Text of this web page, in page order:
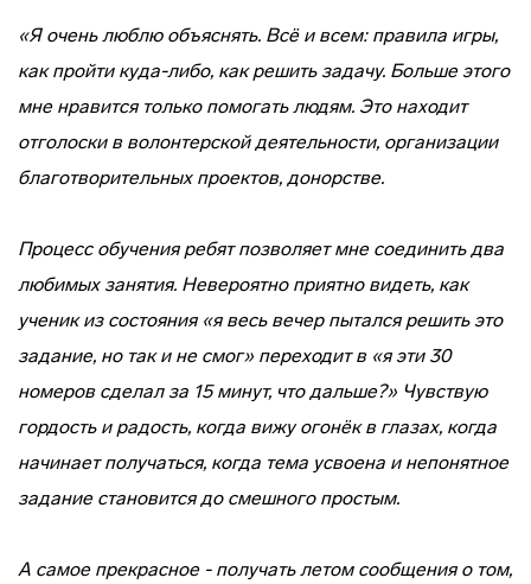
«Я очень люблю объяснять. Всё и всем: правила игры,
как пройти куда-либо, как решить задачу. Больше этого
мне нравится только помогать людям. Это находит
отголоски в волонтерской деятельности, организации
благотворительных проектов, донорстве.
Процесс обучения ребят позволяет мне соединить два
любимых занятия. Невероятно приятно видеть, как
ученик из состояния «я весь вечер пытался решить это
задание, но так и не смог» переходит в «я эти 30
номеров сделал за 15 минут, что дальше?» Чувствую
гордость и радость, когда вижу огонёк в глазах, когда
начинает получаться, когда тема усвоена и непонятное
задание становится до смешного простым.
А самое прекрасное - получать летом сообщения о том,